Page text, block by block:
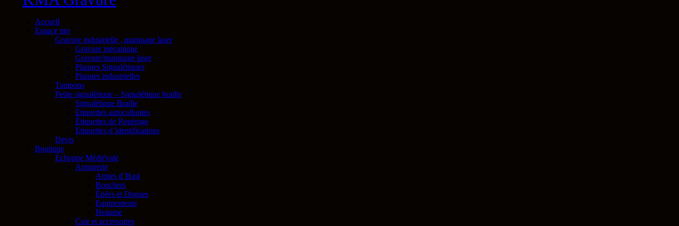
Accueil
Espace pro
Gravure industrielle , marquage laser
Gravure mécanique
Gravure/marquage laser
Plaques Signalétiques
Plaques industrielles
Tampons
Petite signalétique – Signalétique braille
Signalétique Braille
Etiquettes autocollantes
Étiquettes de Repérage
Etiquettes d’identifications
Devis
Boutique
Échoppe Médiévale
Armurerie
Armes d’Hast
Boucliers
Épées et Dagues
Equipements
Heaume
Cuir et accessoires